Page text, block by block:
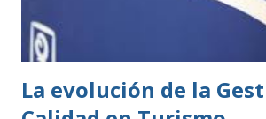
actividades clasificadas y espectáculos
medidas administrativas complementa...
La evolución de la